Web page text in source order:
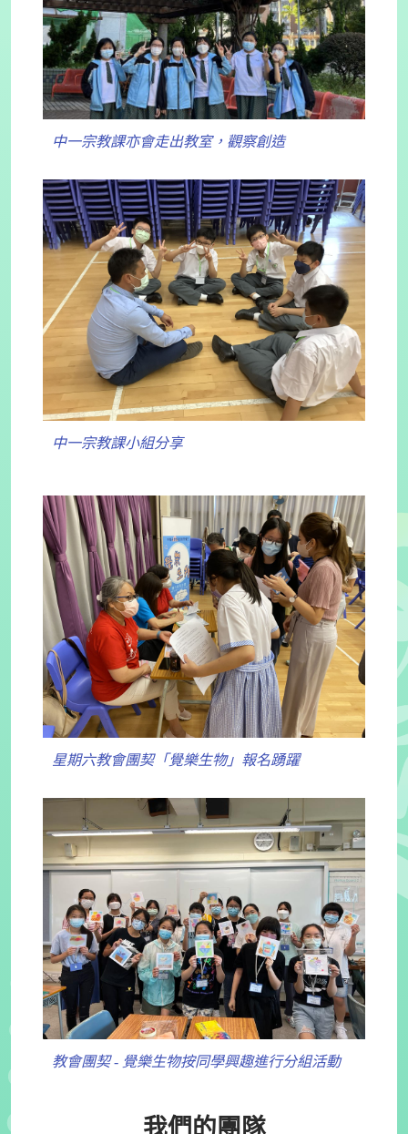
中一宗教課亦會走出教室，觀察創造
中一宗教課小組分享
星期六教會團契「覺樂生物」報名踴躍
教會團契 - 覺樂生物按同學興趣進行分組活動
我們的團隊